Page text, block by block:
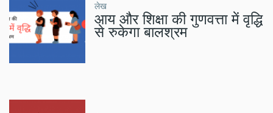
लेख
आय और शिक्षा की गुणवत्ता में वृद्धि
से रुकेगा बालश्रम